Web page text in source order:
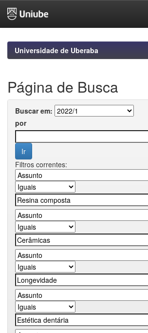
navigationUniversidade de Uberaba
Página de Busca
Buscar em:
por
Filtros correntes: